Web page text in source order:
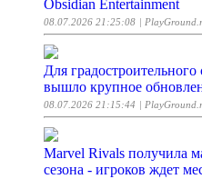
Obsidian Entertainment
08.07.2026 21:25:08 |
Для
вышло крупное
08.07.2026 21:15:44 |
Marvel Rivals получила
сезона - игроков ждет